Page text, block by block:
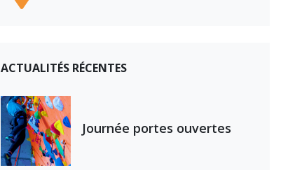
ACTUALITÉS RÉCENTES
Journée portes ouvertes